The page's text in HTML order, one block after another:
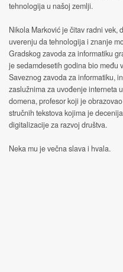
tehnologija u našoj zemlji.
Nikola Marković je čitav radni vek,
uverenju da tehnologija i znanje
Gradskog zavoda za informatiku
je sedamdesetih godina bio među
Saveznog zavoda za informatiku,
zaslužnima za uvođenje interneta
domena, profesor koji je
stručnih tekstova kojima je
digitalizacije za razvoj društva.
Neka mu je večna slava i hvala.